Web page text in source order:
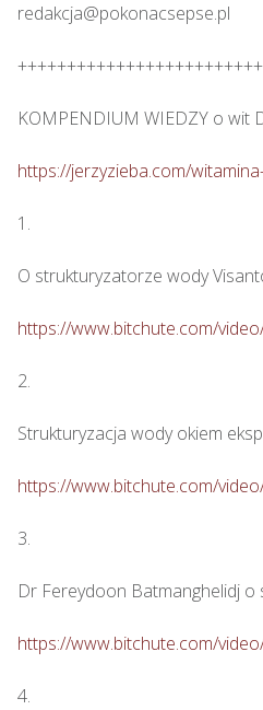
redakcja@pokonacsepse.pl
KOMPENDIUM WIEDZY o wit
https://jerzyzieba.com/
1.
O strukturyzatorze wody
https://www.bitchute.com/
2.
Strukturyzacja wody okiem
https://www.bitchute.com/
3.
Dr Fereydoon Batmanghelidj
https://www.bitchute.com/
4.